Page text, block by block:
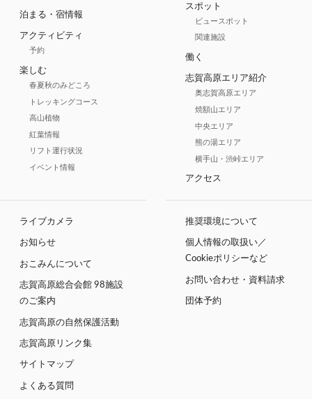
泊まる・宿情報
アクティビティ
予約
楽しむ
春夏秋のみどころ
トレッキングコース
高山植物
紅葉情報
リフト運行状況
イベント情報
スポット
ビュースポット
関連施設
働く
志賀高原エリア紹介
奥志賀高原エリア
焼額山エリア
中央エリア
熊の湯エリア
横手山・渋峠エリア
アクセス
ライブカメラ
お知らせ
おこみんについて
志賀高原総合会館 98施設
のご案内
志賀高原の自然保護活動
志賀高原リンク集
サイトマップ
よくある質問
推奨環境について
個人情報の取扱い／
Cookieポリシーなど
お問い合わせ・資料請求
団体予約